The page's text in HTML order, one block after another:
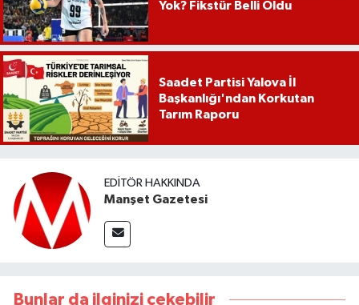
Yok? Fikstür Belli Oldu
Saadet Partisi Yalova İl
Başkanlığı'ndan Korkutan
Tarım Raporu
EDITÖR HAKKINDA
Manşet Gazetesi
Bunlar da ilginizi çekebilir